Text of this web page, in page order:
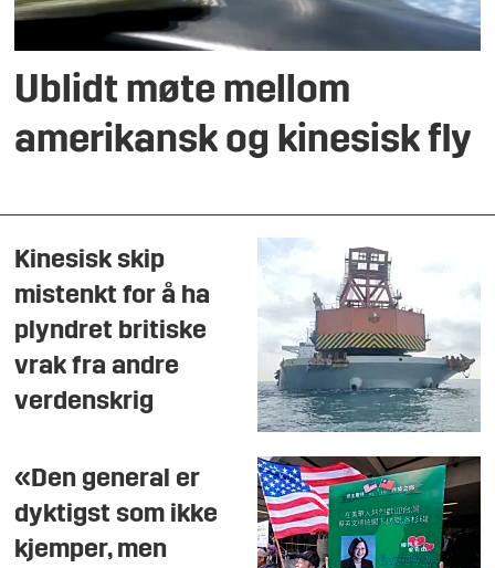
Ublidt møte mellom
amerikansk og kinesisk fly
Kinesisk skip
mistenkt for å ha
plyndret britiske
vrak fra andre
verdenskrig
«Den general er
dyktigst som ikke
kjemper, men